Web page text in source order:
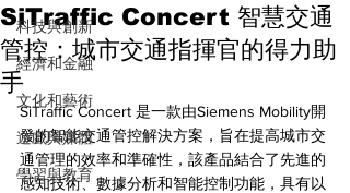
科技與創新
經濟和金融
文化和藝術
遊戲與媒體
學習與教育
SiTraffic Concert 智慧交通
管控：城市交通指揮官的得力助
手
SiTraffic Concert 是一款由Siemens Mobility開
發的智能交通管控解決方案，旨在提高城市交
通管理的效率和準確性，該產品結合了先進的
感知技術、數據分析和智能控制功能，具有以